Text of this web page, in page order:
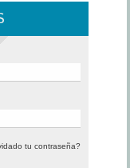
tu contraseña?